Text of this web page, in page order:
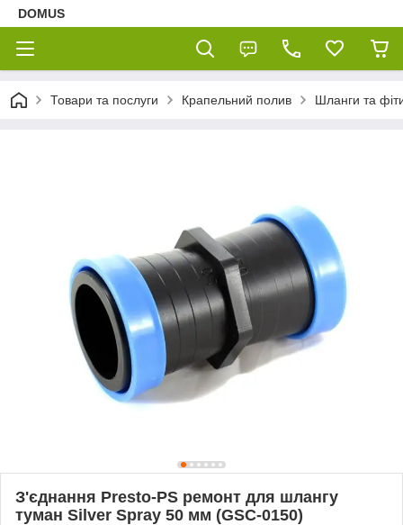
DOMUS
Товари та послуги Крапельний полив Шланги та
З'єднання Presto-PS ремонт для шлангу
туман Silver Spray 50 мм (GSC-0150)